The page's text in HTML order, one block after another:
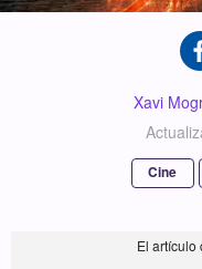
Xavi
Cine